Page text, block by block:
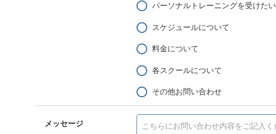
パーソナルトレーニングを受けたい
スケジュールについて
料金について
各スクールについて
その他お問い合わせ
メッセージ